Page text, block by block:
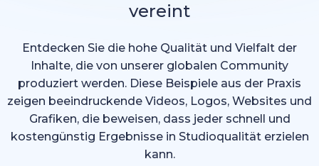
vereint
Entdecken Sie die hohe Qualität und Vielfalt der
Inhalte, die von unserer globalen Community
produziert werden. Diese Beispiele aus der Praxis
zeigen beeindruckende Videos, Logos, Websites und
Grafiken, die beweisen, dass jeder schnell und
kostengünstig Ergebnisse in Studioqualität erzielen
kann.